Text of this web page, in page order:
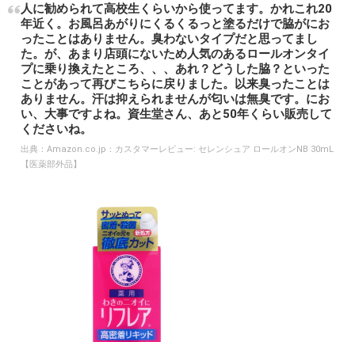
人に勧められて高校生くらいから使ってます。かれこれ20
年近く。お風呂あがりにくるくるっと塗るだけで脇がにお
ったことはありません。臭わないタイプだと思ってまし
た。が、あまり店頭にないため人気のあるロールオンタイ
プに乗り換えたところ、、、あれ？どうした脇？といった
ことがあって再びこちらに戻りました。以来臭ったことは
ありません。汗は抑えられませんが匂いは無臭です。にお
い、大事ですよね。資生堂さん、あと50年くらい販売して
くださいね。
出典： Amazon.co.jp：カスタマーレビュー: セレンシュア ロールオンNB 30mL
【医薬部外品】